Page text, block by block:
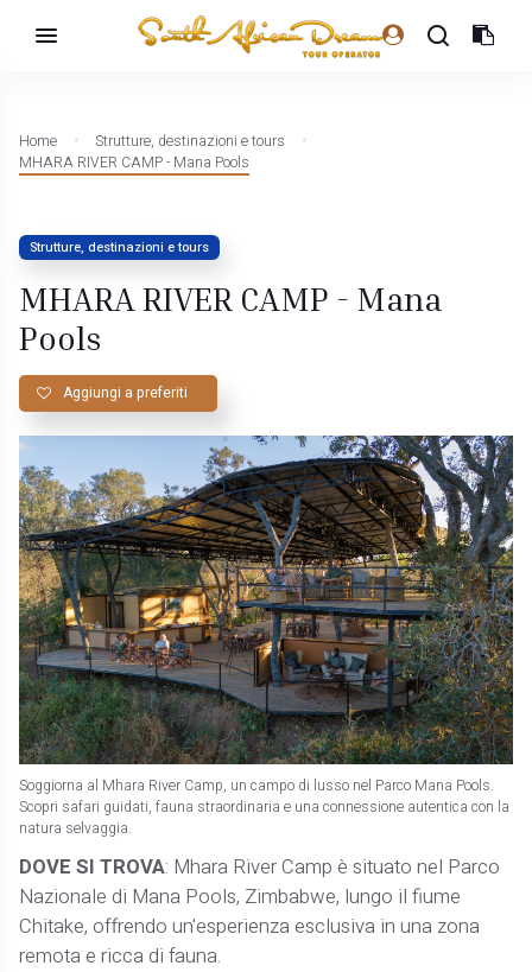
Home
Strutture, destinazioni e tours
MHARA RIVER CAMP - Mana Pools
Strutture, destinazioni e tours
MHARA RIVER CAMP - Mana
Pools
Aggiungi a preferiti
Soggiorna al Mhara River Camp, un campo di lusso nel Parco Mana Pools.
Scopri safari guidati, fauna straordinaria e una connessione autentica con la
natura selvaggia.
DOVE SI TROVA: Mhara River Camp è situato nel Parco
Nazionale di Mana Pools, Zimbabwe, lungo il fiume
Chitake, offrendo un'esperienza esclusiva in una zona
remota e ricca di fauna.